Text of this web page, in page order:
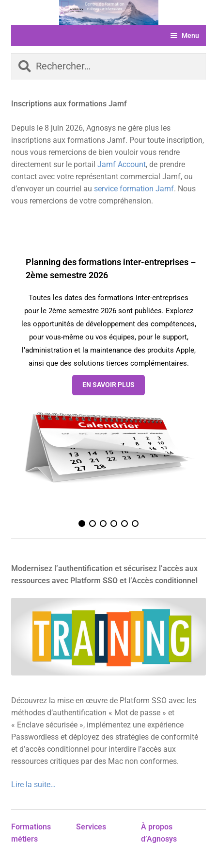
navigation
Menu
ACCUEIL
LOGICIELS
ACTUALITÉS
INFORMATIONS
FINANCEMENT
YOUTUBE
PANIER
Inscriptions aux formations Jamf
Depuis le 8 juin 2026, Agnosys ne gère plus les
inscriptions aux formations Jamf. Pour toute inscription,
nous vous remercions de bien vouloir vous rendre
directement sur le portail Jamf Account, de prendre
contact avec votre représentant commercial Jamf, ou
d’envoyer un courriel au service formation Jamf. Nous
vous remercions de votre compréhension.
Planning des formations inter-entreprises –
2ème semestre 2026
Toutes les dates des formations inter-entreprises
pour le 2ème semestre 2026 sont publiées. Explorez
les opportunités de développement des compétences,
pour vous-même ou vos équipes, pour le support,
l’administration et la maintenance des produits Apple,
ainsi que des solutions tierces complémentaires.
EN SAVOIR PLUS
Modernisez l’authentification et sécurisez l’accès aux
ressources avec Platform SSO et l’Accès conditionnel
Découvrez la mise en œuvre de Platform SSO avec les
méthodes d’authentification « Mot de passe » et
« Enclave sécurisée », implémentez une expérience
Passwordless et déployez des stratégies de conformité
et d’accès conditionnel pour interdire l’accès aux
ressources critiques par des Mac non conformes.
Lire la suite…
Formations
métiers
Services
À propos
d’Agnosys